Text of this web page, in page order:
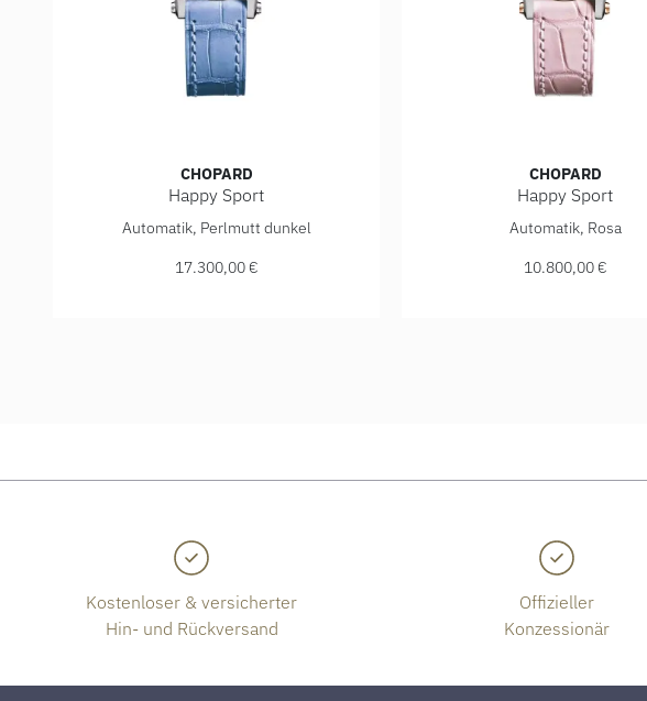
CHOPARD
Happy Sport
Chopard Happy Sport, Ref: 278573-3010, Preis: 17.300,00 €
Automatik, Perlmutt dunkel
17.300,00 €
CHOPARD
Happy Sport
Chopard Happy Sport, Ref:
Automatik, Rosa
10.800,00 €
Kostenloser & versicherter
Hin- und Rückversand
Offizieller
Konzessionär